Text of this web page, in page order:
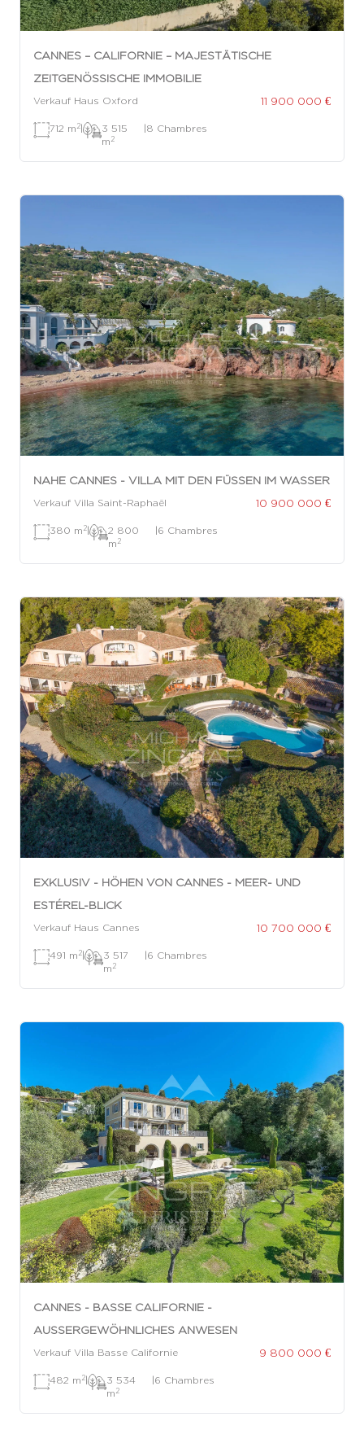
CANNES – CALIFORNIE – MAJESTÄTISCHE
ZEITGENÖSSISCHE IMMOBILIE
Verkauf Haus Oxford 11 900 000 €
712 m 2|
3 515
m 2
|8 Chambres
NAHE CANNES - VILLA MIT DEN FÜSSEN IM WASSER
Verkauf Villa Saint-Raphaël 10 900 000 €
380 m 2|
2 800
m 2
|6 Chambres
EXKLUSIV - HÖHEN VON CANNES - MEER- UND
ESTÉREL-BLICK
Verkauf Haus Cannes 10 700 000 €
491 m 2|
3 517
m 2
|6 Chambres
CANNES - BASSE CALIFORNIE -
AUSSERGEWÖHNLICHES ANWESEN
Verkauf Villa Basse Californie 9 800 000 €
482 m 2|
3 534
m 2
|6 Chambres